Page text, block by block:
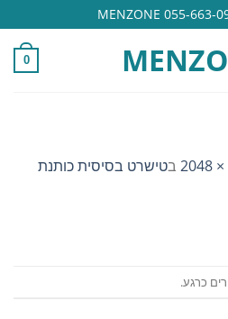
0
בטישרט בסיסית כותנת